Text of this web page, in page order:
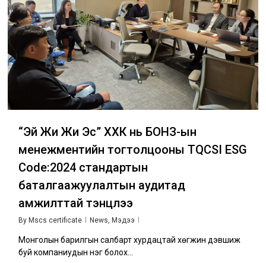
“Эй Жи Жи Эс” ХХК нь БОНЗ-ын
менежментийн тогтолцооны TQCSI ESG
Code:2024 стандартын
баталгаажуулалтын аудитад
амжилттай тэнцлээ
By Mscs certificate News ,Мэдээ
Монголын барилгын салбарт хурдацтай хөгжин дэвшиж
буй компаниудын нэг болох…